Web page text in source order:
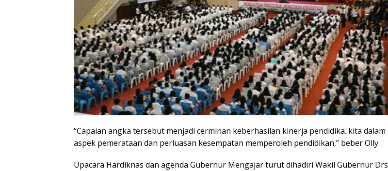
“Capaian angka tersebut menjadi cerminan keberhasilan kinerja pendidika. kita dalam
aspek pemerataan dan perluasan kesempatan memperoleh pendidikan,” beber Olly.
Upacara Hardiknas dan agenda Gubernur Mengajar turut dihadiri Wakil Gubernur Drs